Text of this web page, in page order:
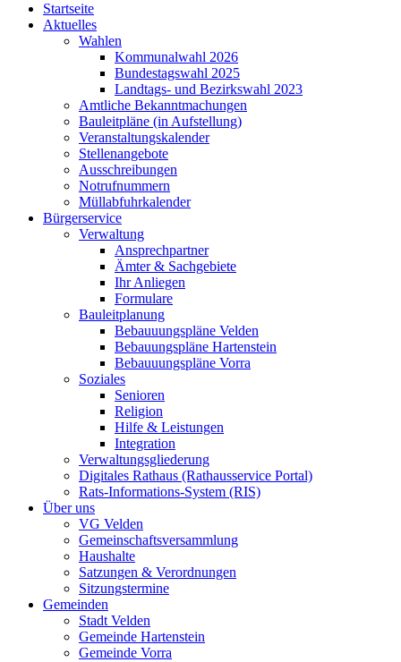
Startseite
Aktuelles
Wahlen
Kommunalwahl 2026
Bundestagswahl 2025
Landtags- und Bezirkswahl 2023
Amtliche Bekanntmachungen
Bauleitpläne (in Aufstellung)
Veranstaltungskalender
Stellenangebote
Ausschreibungen
Notrufnummern
Müllabfuhrkalender
Bürgerservice
Verwaltung
Ansprechpartner
Ämter & Sachgebiete
Ihr Anliegen
Formulare
Bauleitplanung
Bebauuungspläne Velden
Bebauungspläne Hartenstein
Bebauuungspläne Vorra
Soziales
Senioren
Religion
Hilfe & Leistungen
Integration
Verwaltungsgliederung
Digitales Rathaus (Rathausservice Portal)
Rats-Informations-System (RIS)
Über uns
VG Velden
Gemeinschaftsversammlung
Haushalte
Satzungen & Verordnungen
Sitzungstermine
Gemeinden
Stadt Velden
Gemeinde Hartenstein
Gemeinde Vorra